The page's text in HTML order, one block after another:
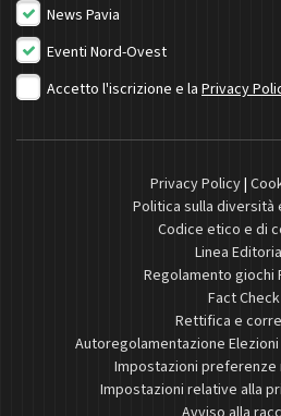
News Pavia
Eventi Nord-Ovest
Accetto l'iscrizione e la Privacy
Privacy Policy|
Politica sulla diversità
Codice etico e di
Linea
Regolamento giochi
Fact Check
Rettifica e
Autoregolamentazione
Impostazioni preferenze
Impostazioni relative alla